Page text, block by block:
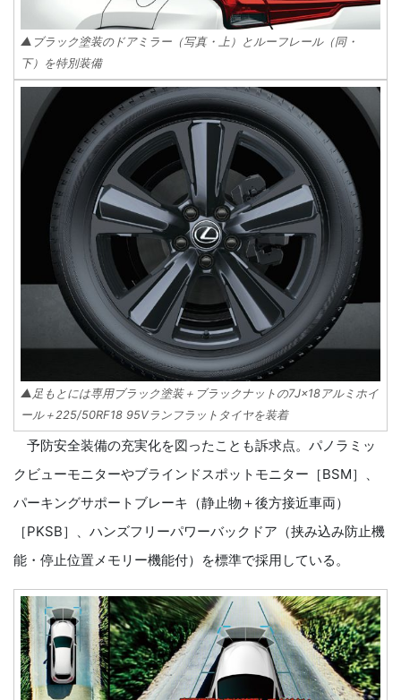
▲ブラック塗装のドアミラー（写真・上）とルーフレール（同・
下）を特別装備
▲足もとには専用ブラック塗装＋ブラックナットの7J×18アルミホイ
ール＋225/50RF18 95Vランフラットタイヤを装着
予防安全装備の充実化を図ったことも訴求点。パノラミッ
クビューモニターやブラインドスポットモニター［BSM］、
パーキングサポートブレーキ（静止物＋後方接近車両）
［PKSB］、ハンズフリーパワーバックドア（挟み込み防止機
能・停止位置メモリー機能付）を標準で採用している。